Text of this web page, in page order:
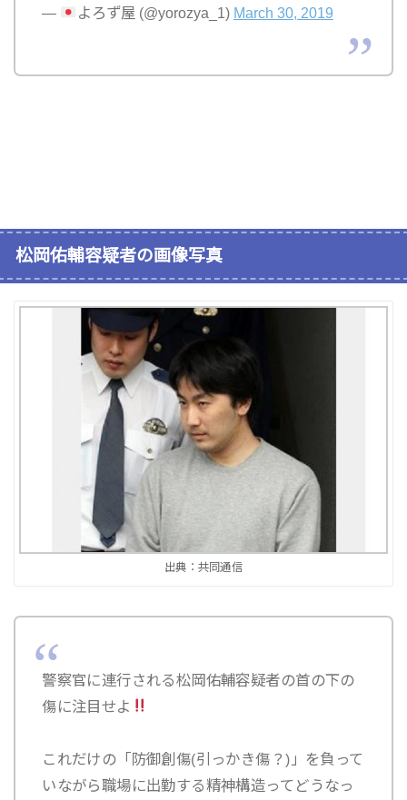
— よろず屋 (@yorozya_1) March 30, 2019
松岡佑輔容疑者の画像写真
出典：共同通信
警察官に連行される松岡佑輔容疑者の首の下の
傷に注目せよ
これだけの「防御創傷(引っかき傷？)」を負って
いながら職場に出勤する精神構造ってどうなっ